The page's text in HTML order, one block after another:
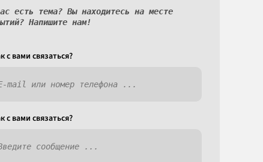
есть тема? Вы находитесь на месте
Напишите нам!
c вами связаться?
c вами связаться?